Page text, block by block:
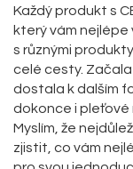
Každý produkt s
který vám nejlépe
s různými
celé cesty. Začala
dostala k dalším
dokonce i pleťové
Myslím, že
zjistit, co vám